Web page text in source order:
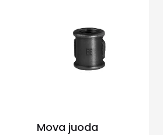
Mova juoda